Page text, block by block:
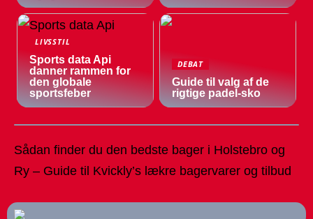
LIVSSTIL
Sports data Api
danner rammen for
den globale
sportsfeber
DEBAT
Guide til valg af de
rigtige padel-sko
Sådan finder du den bedste bager i Holstebro og
Ry – Guide til Kvickly’s lækre bagervarer og tilbud